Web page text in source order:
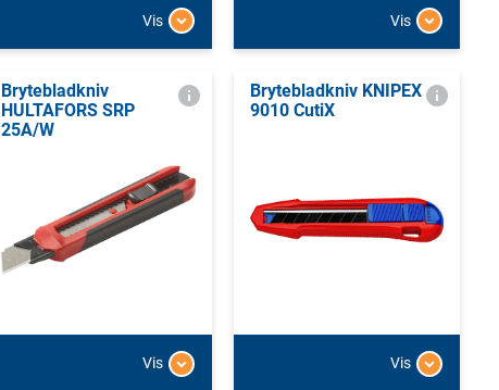
Vis Vis
Brytebladkniv
HULTAFORS SRP
25A/W
Vis
Brytebladkniv KNIPEX
9010 CutiX
Vis